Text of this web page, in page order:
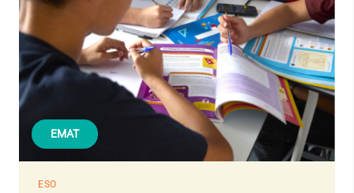
EMAT
ESO